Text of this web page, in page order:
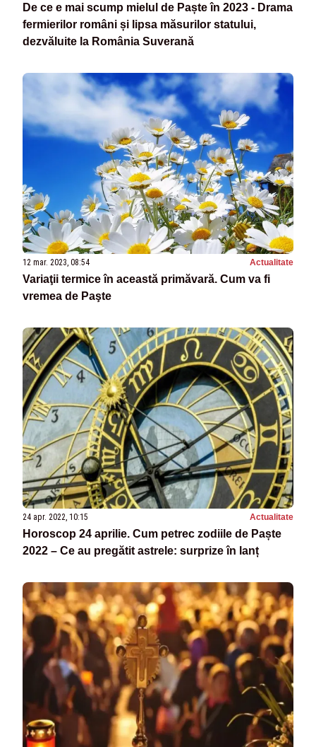
De ce e mai scump mielul de Paște în 2023 - Drama
fermierilor români și lipsa măsurilor statului,
dezvăluite la România Suverană
12 mar. 2023, 08:54 Actualitate
Variaţii termice în această primăvară. Cum va fi
vremea de Paşte
24 apr. 2022, 10:15 Actualitate
Horoscop 24 aprilie. Cum petrec zodiile de Paște
2022 – Ce au pregătit astrele: surprize în lanț